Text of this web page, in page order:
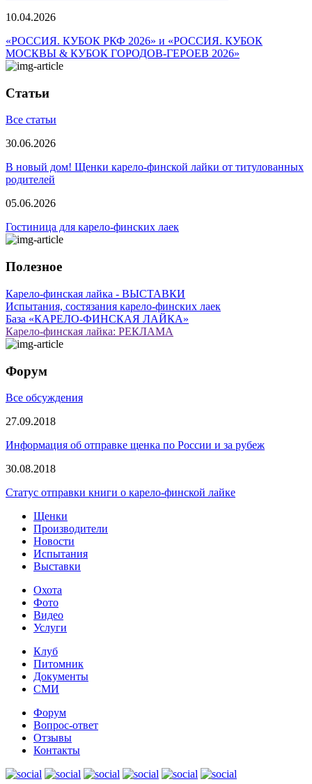
10.04.2026
«РОССИЯ. КУБОК РКФ 2026» и «РОССИЯ. КУБОК
МОСКВЫ & КУБОК ГОРОДОВ-ГЕРОЕВ 2026»
Статьи
Все статьи
30.06.2026
В новый дом! Щенки карело-финской лайки от титулованных
родителей
05.06.2026
Гостиница для карело-финских лаек
Полезное
Карело-финская лайка - ВЫСТАВКИ
Испытания, состязания карело-финских лаек
База «КАРЕЛО-ФИНСКАЯ ЛАЙКА»
Карело-финская лайка: РЕКЛАМА
Форум
Все обсуждения
27.09.2018
Информация об отправке щенка по России и за рубеж
30.08.2018
Статус отправки книги о карело-финской лайке
Щенки
Производители
Новости
Испытания
Выставки
Охота
Фото
Видео
Услуги
Клуб
Питомник
Документы
СМИ
Форум
Вопрос-ответ
Отзывы
Контакты